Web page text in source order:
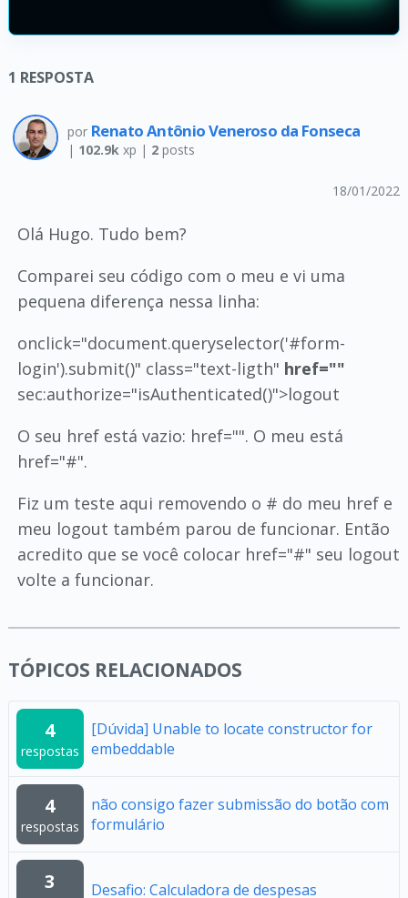
1 RESPOSTA
por Renato Antônio Veneroso da Fonseca
| 102.9kxp | 2posts
18/01/2022
Olá Hugo. Tudo bem?
Comparei seu código com o meu e vi uma
pequena diferença nessa linha:
onclick="document.queryselector('#form-
login').submit()" class="text-ligth" href=""
sec:authorize="isAuthenticated()">logout
O seu href está vazio: href="". O meu está
href="#".
Fiz um teste aqui removendo o # do meu href e
meu logout também parou de funcionar. Então
acredito que se você colocar href="#" seu logout
volte a funcionar.
TÓPICOS RELACIONADOS
4
respostas
[Dúvida] Unable to locate constructor for
embeddable
4
respostas
não consigo fazer submissão do botão com
formulário
3 Desafio: Calculadora de despesas